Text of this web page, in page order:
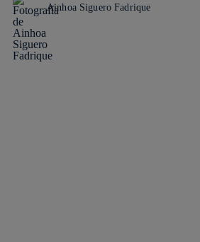
Ainhoa Siguero Fadrique